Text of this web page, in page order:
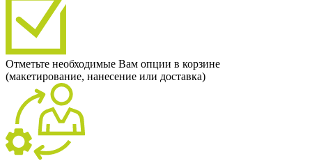
Отметьте необходимые Вам опции в корзине
(макетирование, нанесение или доставка)